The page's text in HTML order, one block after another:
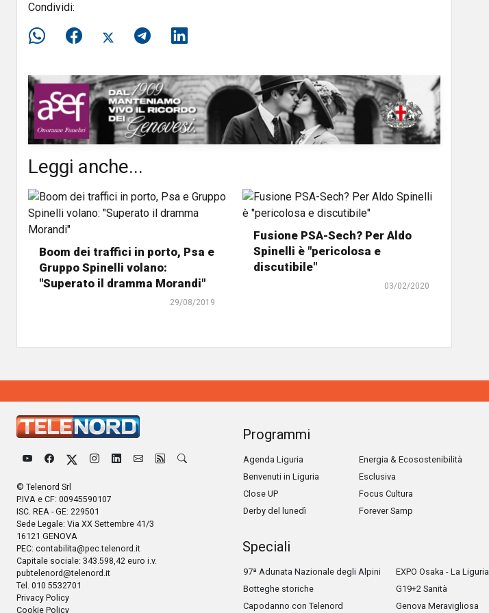
Condividi:
Leggi anche...
Boom dei traffici in porto, Psa e
Gruppo Spinelli volano:
"Superato il dramma Morandi"
29/08/2019
Fusione PSA-Sech? Per Aldo
Spinelli è "pericolosa e
discutibile"
03/02/2020
© Telenord Srl
P.IVA e CF: 00945590107
ISC. REA - GE: 229501
Sede Legale: Via XX Settembre 41/3
16121 GENOVA
PEC: contabilita@pec.telenord.it
Capitale sociale: 343.598,42 euro i.v.
pubtelenord@telenord.it
Tel. 010 5532701
Privacy Policy
Cookie Policy
Programmi
Agenda Liguria
Benvenuti in Liguria
Close UP
Derby del lunedì
Energia & Ecosostenibilità
Esclusiva
Focus Cultura
Forever Samp
Speciali
97ª Adunata Nazionale degli Alpini
Botteghe storiche
Capodanno con Telenord
EXPO Osaka - La Liguria
G19+2 Sanità
Genova Meravigliosa